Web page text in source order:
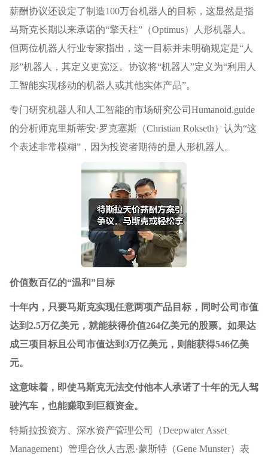
薪酬协议还设定了制造100万台机器人的目标，这显然是指
马斯克长期以来承诺的“擎天柱”（Optimus）人形机器人。
但两位机器人行业专家指出，这一目标并未明确规定是“人
形”机器人，其定义更宽泛。协议将“机器人”定义为“利用人
工智能实现移动的机器人或其他实体产品”。
专门研究机器人和人工智能的市场研究公司Humanoid.guide
的分析师克里斯蒂安·罗克塞斯（Christian Rokseth）认为“这
个表述非常模糊”，因为投资者期待的是人形机器人。
价值数百亿的“温和”目标
十年内，只要马斯克实现任意两项产品目标，同时公司市值
达到2.5万亿美元，就能获得价值264亿美元的股票。如果达
成三项目标且公司市值达到3万亿美元，则能获得546亿美
元。
这意味着，即使马斯克无法交付他本人承诺了十年的无人驾
驶汽车，也能赚取到巨额资金。
特斯拉投资方、深水资产管理公司（Deepwater Asset
Management）管理合伙人吉恩·蒙斯特（Gene Munster）表